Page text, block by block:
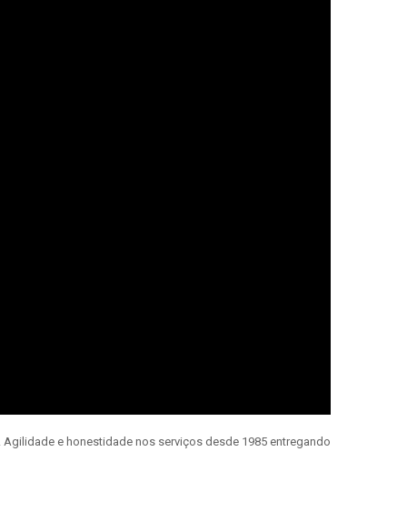
e honestidade nos serviços desde 1985 entregando